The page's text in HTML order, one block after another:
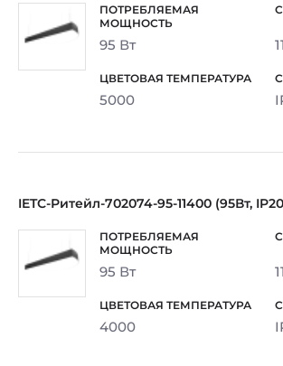
95 Вт
5000
IETC-Ритейл-702074-95-11400 (95Вт,
95 Вт
4000